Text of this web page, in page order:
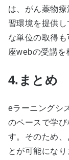
は、がん薬物
習環境を提供
な単位の取得
座webの受講を
4.まとめ
eラーニングシ
のペースで学
す。そのため
とが可能にな